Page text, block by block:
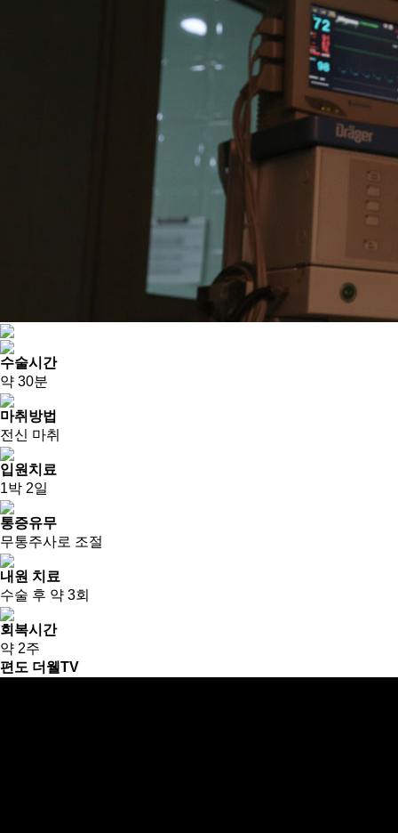
수술시간
약 30분
마취방법
전신 마취
입원치료
1박 2일
통증유무
무통주사로 조절
내원 치료
수술 후 약 3회
회복시간
약 2주
편도 더웰TV